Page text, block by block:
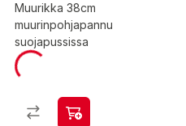
Muurikka 38cm
muurinpohjapannu
suojapussissa